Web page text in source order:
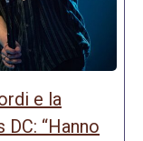
e la
“Hanno